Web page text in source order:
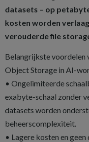
datasets – op
kosten worden
verouderde file
Belangrijkste voordelen
Object Storage in AI-
• Ongelimiteerde
exabyte-schaal zonder
datasets worden
beheerscomplexiteit.
• Lagere kosten en